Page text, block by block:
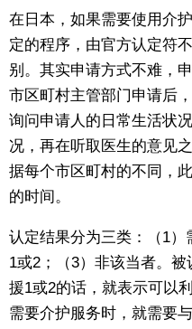
在日本，如果需要使用介
定的程序，由官方认定符
别。其实申请方式不难，
市区町村主管部门申请后
询问申请人的日常生活状
况，再在听取医生的意见
据每个市区町村的不同，
的时间。
认定结果分为三类：（1）
1或2；（3）非该当者。
援1或2的话，就表示可以
需要介护服务时，就需要